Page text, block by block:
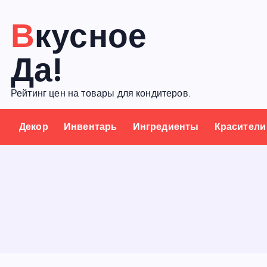
с
Вкусное
Да!
Рейтинг цен на товары для кондитеров.
Декор Инвентарь Ингредиенты Красители